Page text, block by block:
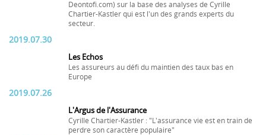
Deontofi.com) sur la base des analyses de Cyrille
Chartier-Kastler qui est l'un des grands experts du
secteur.
2019.07.30
Les Echos
Les assureurs au défi du maintien des taux bas en
Europe
2019.07.26
L'Argus de l'Assurance
Cyrille Chartier-Kastler : "L'assurance vie est en train de
perdre son caractère populaire"